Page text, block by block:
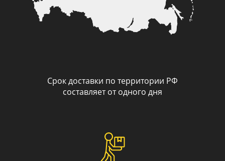
Срок доставки по территории РФ
составляет от одного дня